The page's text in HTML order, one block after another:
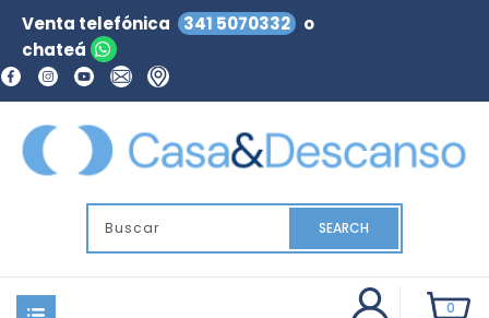
Venta telefónica 341 5070332
o
chateá
SEARCH
0